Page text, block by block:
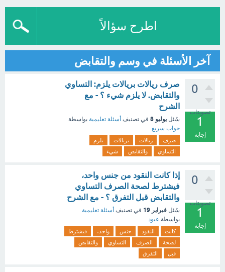
اطرح سؤالاً
آخر الأسئلة في وسم والتقابض
0
تصويتات
1
إجابة
صرف ريالات بريالات يلزم: التساوي
والتقابض. لا يلزم شيء ؟ - مع
الشرح
سُئل يوليو 8 في تصنيف أسئلة تعليمية بواسطة
جواب سريع
صرف ريالات بريالات
يلزم
التساوي
والتقابض شيء
0
تصويتات
1
إجابة
إذا كانت النقود من جنس واحد،
فيشترط لصحة الصرف التساوي
والتقابض قبل التفرق ؟ - مع الشرح
سُئل فبراير 19 في تصنيف أسئلة تعليمية
بواسطة عبود
كانت النقود جنس واحد،
فيشترط
لصحة
الصرف التساوي
والتقابض
قبل
التفرق